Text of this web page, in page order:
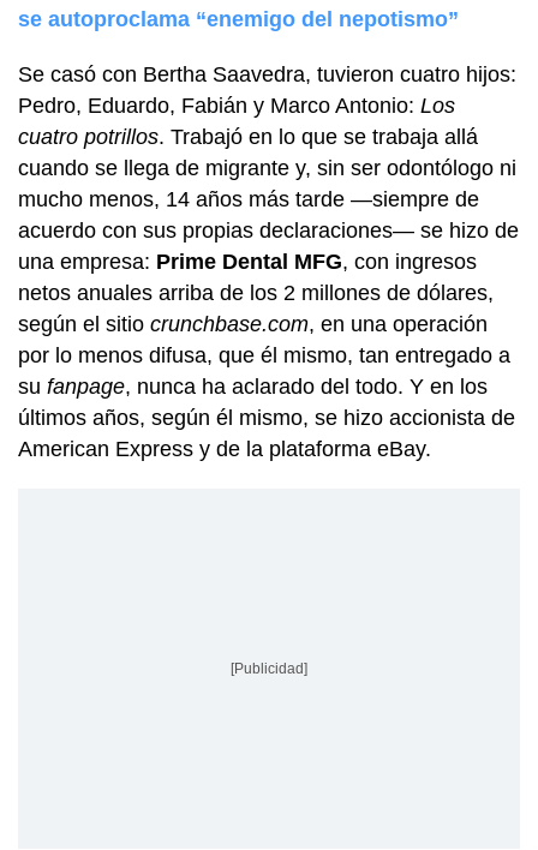
se autoproclama “enemigo del nepotismo”
Se casó con Bertha Saavedra, tuvieron cuatro hijos:
Pedro, Eduardo, Fabián y Marco Antonio: Los
cuatro potrillos. Trabajó en lo que se trabaja allá
cuando se llega de migrante y, sin ser odontólogo ni
mucho menos, 14 años más tarde —siempre de
acuerdo con sus propias declaraciones— se hizo de
una empresa: Prime Dental MFG, con ingresos
netos anuales arriba de los 2 millones de dólares,
según el sitio crunchbase.com, en una operación
por lo menos difusa, que él mismo, tan entregado a
su fanpage, nunca ha aclarado del todo. Y en los
últimos años, según él mismo, se hizo accionista de
American Express y de la plataforma eBay.
[Publicidad]